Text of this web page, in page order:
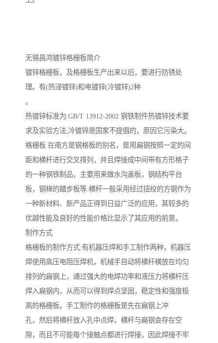
无锡昌鸿镀锌格栅板简介
镀锌格栅板，及格栅板生产出来以后，要进行防锈处
理。有(热浸镀锌)和电镀锌(冷镀锌)2种
。
热镀锌标准为:GB/T 13912-2002 钢铁制件热镀锌技术要
求及实验方法;冷镀锌是国家不提倡的，原因它污染大。
格栅板 在南方是钢格板的别名，是用扁钢按照一定的间
距和横杆进行交叉排列，并且焊接成中间带有方形格子
的一种钢铁制品，主要用来做水沟盖板，钢结构平台
板，钢梯的踏步板等.横杆一般采用经过扭绞的方钢作为
一种新材料、新产品正得到日益广泛的应用，其较多的
优越性能及良好的性能价格比显示了其应用的前景。
制作方式
格栅板的制作方式:有机器压焊和手工制作两种，机器压
焊使用高压电阻压焊机，机械手自动将横杆横放在均匀
排列的扁钢上，通过强大的电焊功率和液压力将横杆压
焊入扁钢内，从而可以得到焊点坚固，稳定性和强度极
高的格栅板。手工制作的格栅板是先在扁钢上冲
孔，然后将横杆放入孔中点焊，横杆与扁钢会存在空
隙，而且不可能每个接触点都进行焊接，因此焊接不牢